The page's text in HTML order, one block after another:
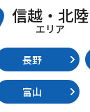
信越・北陸
エリア
長野
富山